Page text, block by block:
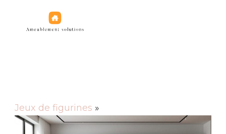
Jeux de figurines
Jeux de figurines »